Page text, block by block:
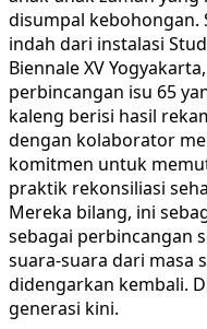
disumpal kebohongan.
indah dari instalasi
Biennale XV
perbincangan isu 65
kaleng berisi hasil
dengan kolaborator
komitmen untuk
praktik rekonsiliasi
Mereka bilang, ini
sebagai perbincangan
suara-suara dari masa
didengarkan kembali.
generasi kini.